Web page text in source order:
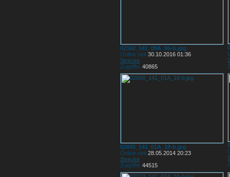
02162_141_09A_06-b.jpg
Online seit 30.10.2016 01:36
Strecke
Zugriffe: 40865
02600_141_01A_18-b.jpg
Online seit 28.05.2014 20:23
Strecke
Zugriffe: 44515